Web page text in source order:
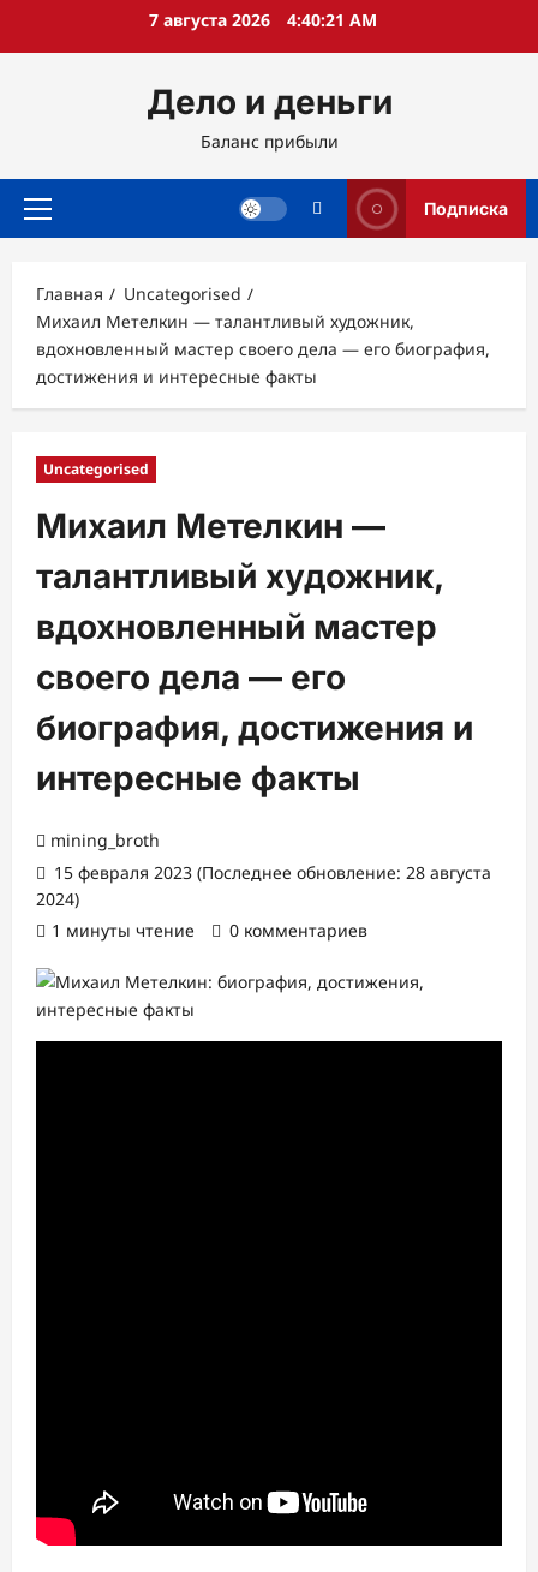
7 августа 2026 4:40:22 AM
Дело и деньги
Баланс прибыли
Основное
Подписка
Главная
Uncategorised
Михаил Метелкин — талантливый художник,
вдохновленный мастер своего дела — его биография,
достижения и интересные факты
Uncategorised
Михаил Метелкин —
талантливый художник,
вдохновленный мастер
своего дела — его
биография, достижения и
интересные факты
mining_broth
15 февраля 2023 (Последнее обновление: 28 августа
2024)
1 минуты чтение
0 комментариев